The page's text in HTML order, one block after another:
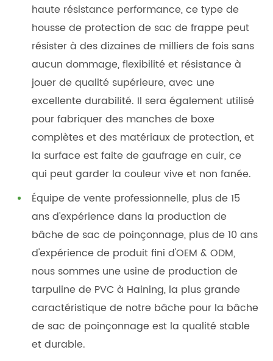
haute résistance performance, ce type de
housse de protection de sac de frappe peut
résister à des dizaines de milliers de fois sans
aucun dommage, flexibilité et résistance à
jouer de qualité supérieure, avec une
excellente durabilité. Il sera également utilisé
pour fabriquer des manches de boxe
complètes et des matériaux de protection, et
la surface est faite de gaufrage en cuir, ce
qui peut garder la couleur vive et non fanée.
Équipe de vente professionnelle, plus de 15
ans d'expérience dans la production de
bâche de sac de poinçonnage, plus de 10 ans
d'expérience de produit fini d'OEM & ODM,
nous sommes une usine de production de
tarpuline de PVC à Haining, la plus grande
caractéristique de notre bâche pour la bâche
de sac de poinçonnage est la qualité stable
et durable.